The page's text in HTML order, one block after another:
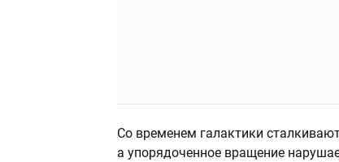
Со временем галактики
а упорядоченное вращение